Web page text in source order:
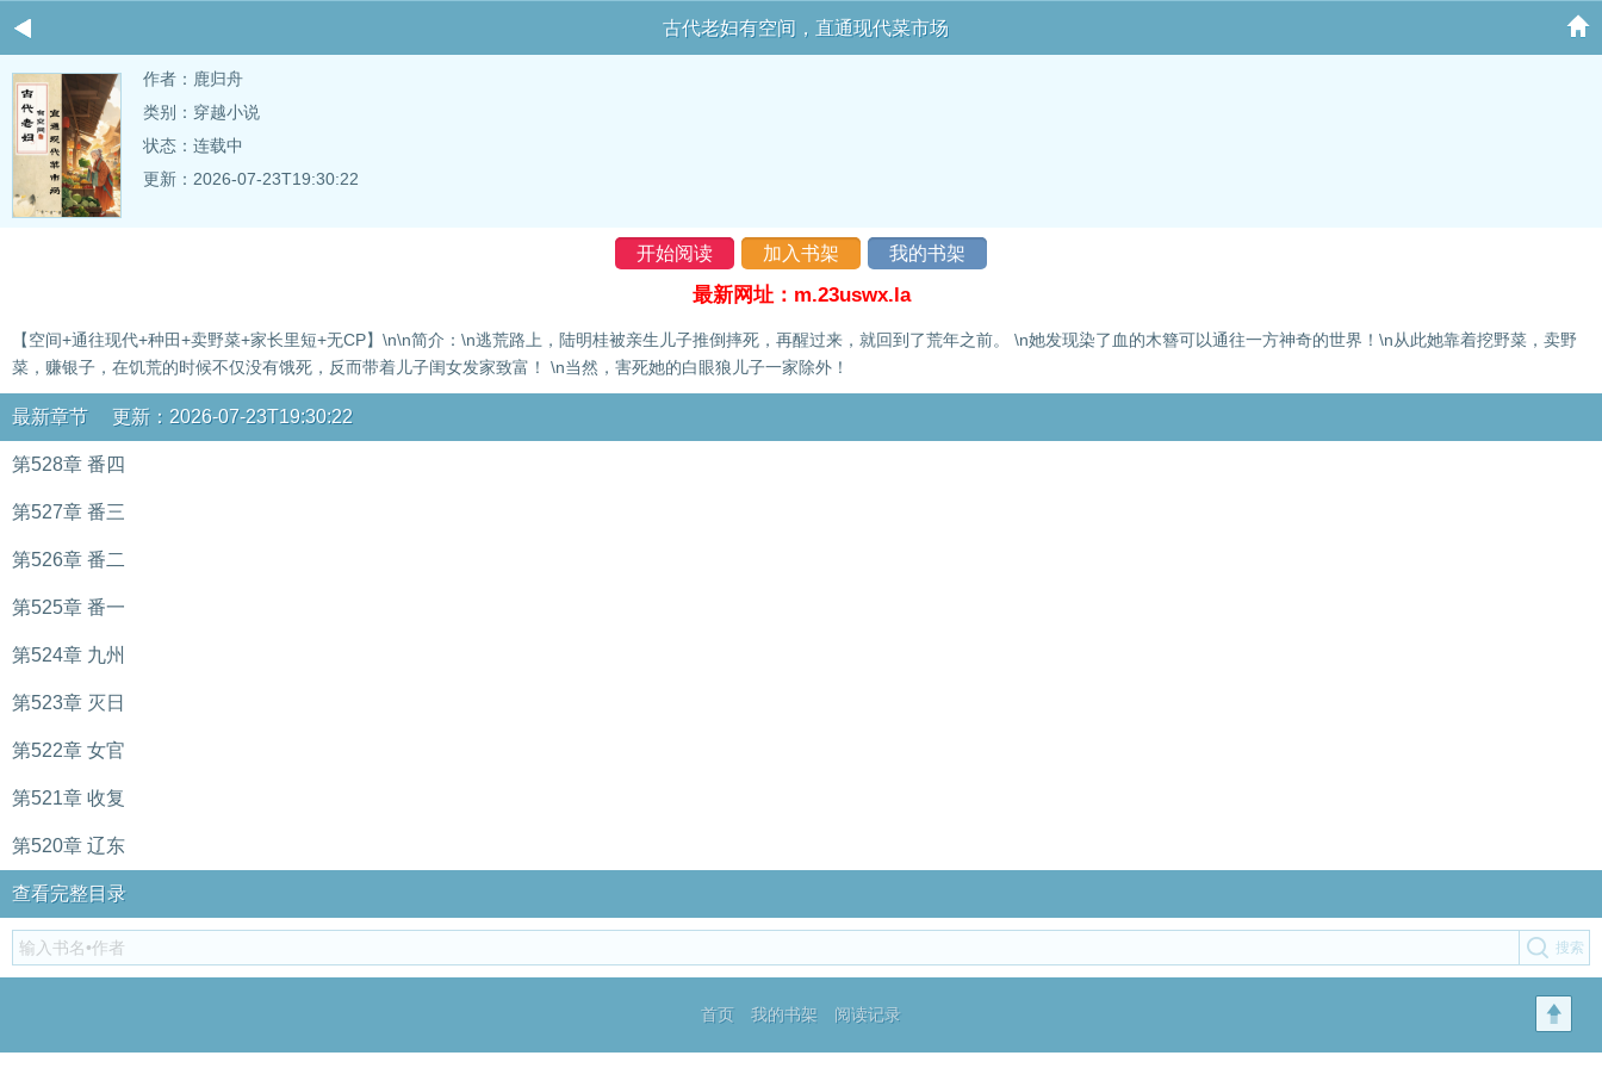
古代老妇有空间，直通现代菜市场
作者： 鹿归舟
类别：穿越小说
状态：连载中
更新：2026-07-23T19:30:22
开始阅读 加入书架 我的书架
最新网址：m.23uswx.la
【空间+通往现代+种田+卖野菜+家长里短+无CP】\n\n简介：\n逃荒路上，陆明桂被亲生儿子推倒摔死，再醒过来，就回到了荒年之前。 \n她发现染了血的木簪可以通往一方神奇的世界！\n从此她靠着挖野菜，卖野
菜，赚银子，在饥荒的时候不仅没有饿死，反而带着儿子闺女发家致富！ \n当然，害死她的白眼狼儿子一家除外！
最新章节 更新：2026-07-23T19:30:22
第528章 番四
第527章 番三
第526章 番二
第525章 番一
第524章 九州
第523章 灭日
第522章 女官
第521章 收复
第520章 辽东
查看完整目录
首页 我的书架 阅读记录